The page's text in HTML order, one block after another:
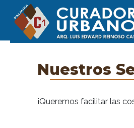
Nuestros
¡Queremos facilitar las